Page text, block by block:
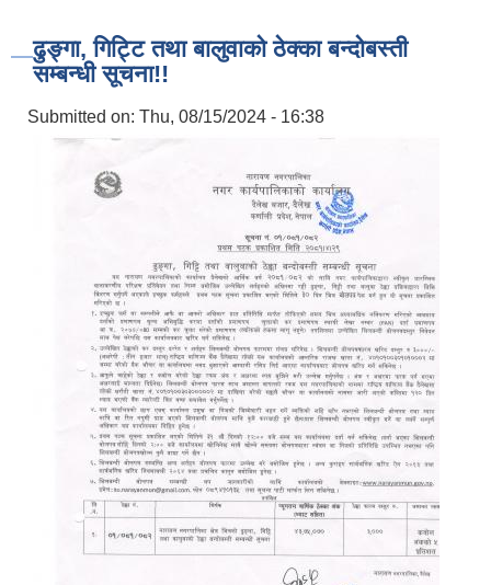
ढुङ्गा, गिट्टि तथा बालुवाको ठेक्का बन्दोबस्ती
सम्बन्धी सूचना!!
Submitted on: Thu, 08/15/2024 - 16:38